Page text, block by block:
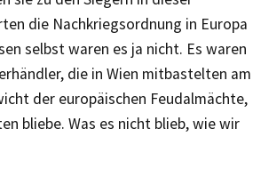
die Nachkriegsordnung in Europa
selbst waren es ja nicht. Es waren
die in Wien mitbastelten am
der europäischen Feudalmächte,
bliebe. Was es nicht blieb, wie wir